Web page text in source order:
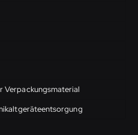
Verpackungsmaterial